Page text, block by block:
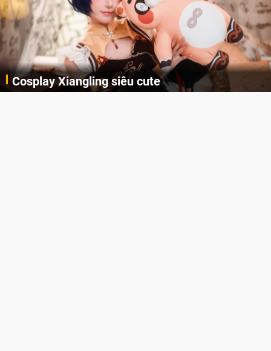
Cosplay Xiangling siêu cute